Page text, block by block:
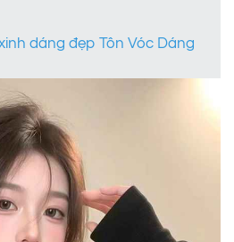
dáng đẹp Tôn Vóc Dáng